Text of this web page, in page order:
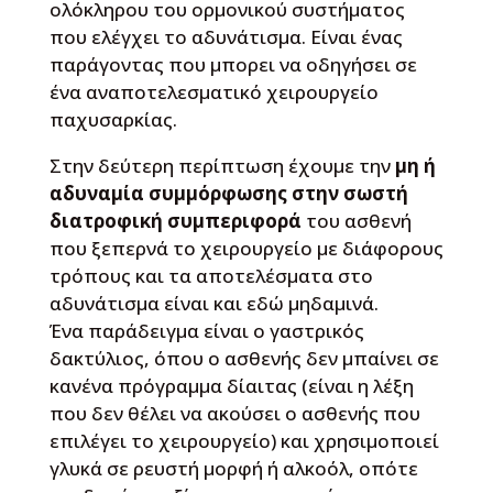
ολόκληρου του ορμονικού συστήματος
που ελέγχει το αδυνάτισμα. Είναι ένας
παράγοντας που μπορει να οδηγήσει σε
ένα αναποτελεσματικό χειρουργείο
παχυσαρκίας.
Στην δεύτερη περίπτωση έχουμε την μη ή
αδυναμία συμμόρφωσης στην σωστή
διατροφική συμπεριφορά του ασθενή
που ξεπερνά το χειρουργείο με διάφορους
τρόπους και τα αποτελέσματα στο
αδυνάτισμα είναι και εδώ μηδαμινά.
Ένα παράδειγμα είναι ο γαστρικός
δακτύλιος, όπου ο ασθενής δεν μπαίνει σε
κανένα πρόγραμμα δίαιτας (είναι η λέξη
που δεν θέλει να ακούσει ο ασθενής που
επιλέγει το χειρουργείο) και χρησιμοποιεί
γλυκά σε ρευστή μορφή ή αλκοόλ, οπότε